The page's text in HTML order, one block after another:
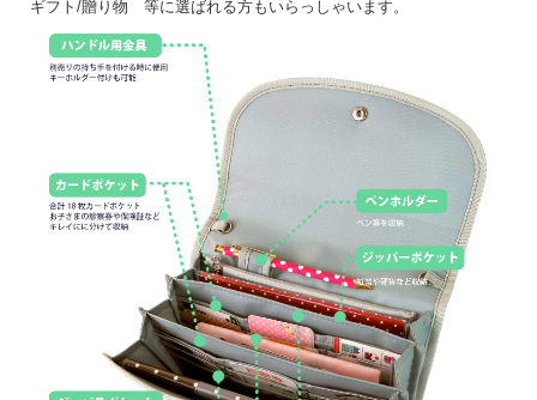
ギフト/贈り物 等に選ばれる方もいらっしゃいます。